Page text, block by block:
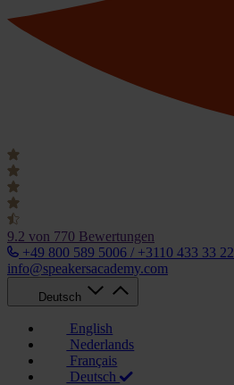
9.2 von 770 Bewertungen
+49 800 589 5006 / +3110 433 33 22
info@speakersacademy.com
Deutsch
English
Nederlands
Français
Deutsch